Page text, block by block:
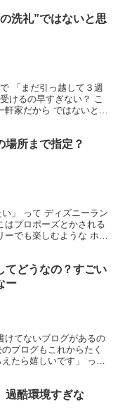
洗礼”ではないと思
「まだ引っ越して３週
けるの早すぎない？ こ
家だから ではないと思
場所まで指定？
」 って ディズニーラン
はプロポーズとかされる
でも楽しむような ホテ
てどうなの？すごい
ー
けてないブログがあるの
ブログもこれからたく
たら嬉しいです」 って
過酷環境すぎな